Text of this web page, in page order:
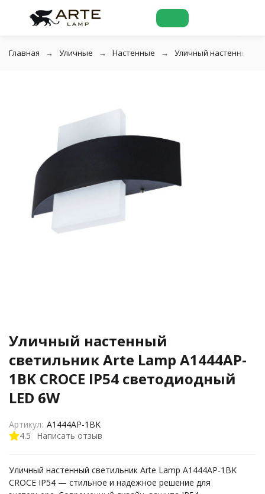
Главная Уличные Настенные Уличный настенный
Уличный настенный
светильник Arte Lamp A1444AP-
1BK CROCE IP54 светодиодный
LED 6W
4.5 Написать отзыв
Артикул: A1444AP-1BK
Уличный настенный светильник Arte Lamp A1444AP-1BK
CROCE IP54 — стильное и надёжное решение для